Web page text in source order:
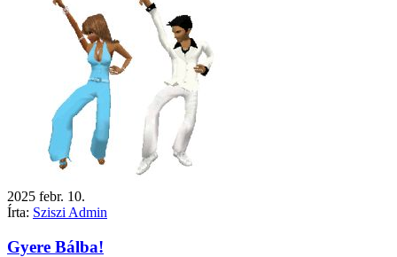
2025 febr. 10.
Írta: Sziszi Admin
Gyere Bálba!